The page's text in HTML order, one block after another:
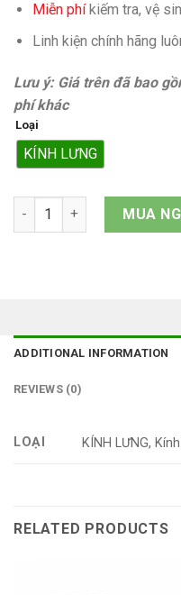
Miễn phíkiếm tra, vệ
Linh kiện chính hãng
Lưu ý: Giá trên đã bao
phí khác
Loại
KÍNH LƯNG
Kính lưng iPhone SE 2020
MUA
ADDITIONAL INFORMATION
REVIEWS (0)
LOẠI KÍNH LƯNG,
RELATED PRODUCTS